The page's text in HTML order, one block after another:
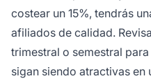
costear un 15%, tendrás
afiliados de calidad.
trimestral o semestral
sigan siendo atractivas en